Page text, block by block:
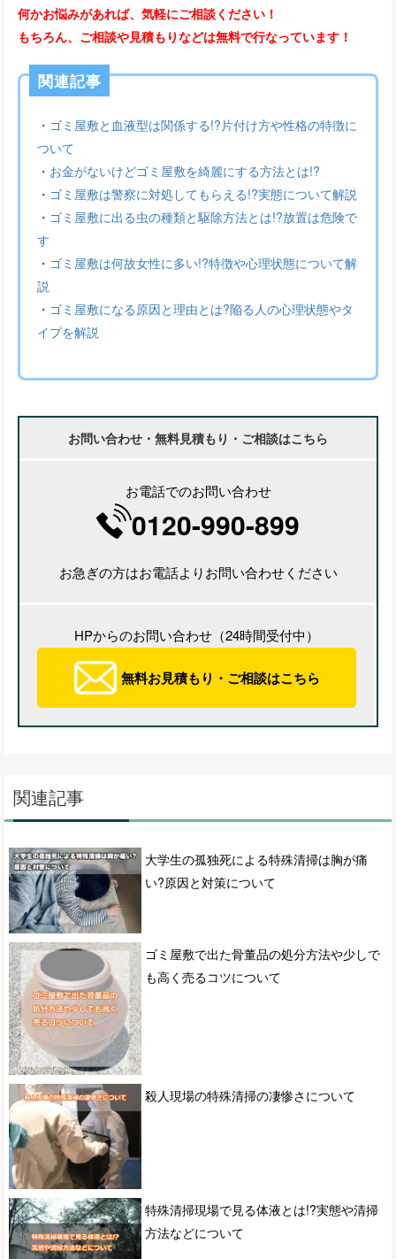
何かお悩みがあれば、気軽にご相談ください！
もちろん、ご相談や見積もりなどは無料で行なっています！
関連記事
・ ゴミ屋敷と血液型は関係する!?片付け方や性格の特徴に
ついて
・ お金がないけどゴミ屋敷を綺麗にする方法とは!?
・ ゴミ屋敷は警察に対処してもらえる!?実態について解説
・ ゴミ屋敷に出る虫の種類と駆除方法とは!?放置は危険で
す
・ ゴミ屋敷は何故女性に多い!?特徴や心理状態について解
説
・ ゴミ屋敷になる原因と理由とは?陥る人の心理状態やタ
イプを解説
お問い合わせ・無料見積もり・ご相談はこちら
お電話でのお問い合わせ
0120-990-899
お急ぎの方はお電話よりお問い合わせください
HPからのお問い合わせ（24時間受付中）
無料お見積もり・ご相談はこちら
関連記事
大学生の孤独死による特殊清掃は胸が痛
い?原因と対策について
ゴミ屋敷で出た骨董品の処分方法や少しで
も高く売るコツについて
殺人現場の特殊清掃の凄惨さについて
特殊清掃現場で見る体液とは!?実態や清掃
方法などについて